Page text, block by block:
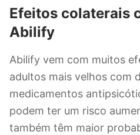
Efeitos colaterais
Abilify
Abilify vem com muitos
adultos mais velhos com
medicamentos
podem ter um risco
também têm maior